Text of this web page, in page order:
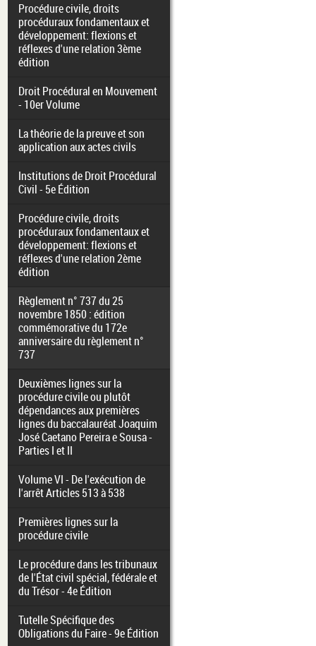
Procédure civile, droits
procéduraux fondamentaux et
développement: flexions et
réflexes d'une relation 3ème
édition
Droit Procédural en Mouvement
- 10er Volume
La théorie de la preuve et son
application aux actes civils
Institutions de Droit Procédural
Civil - 5e Édition
Procédure civile, droits
procéduraux fondamentaux et
développement: flexions et
réflexes d'une relation 2ème
édition
Règlement n° 737 du 25
novembre 1850 : édition
commémorative du 172e
anniversaire du règlement n°
737
Deuxièmes lignes sur la
procédure civile ou plutôt
dépendances aux premières
lignes du baccalauréat Joaquim
José Caetano Pereira e Sousa -
Parties I et II
Volume VI - De l'exécution de
l'arrêt Articles 513 à 538
Premières lignes sur la
procédure civile
Le procédure dans les tribunaux
de l'État civil spécial, fédérale et
du Trésor - 4e Édition
Tutelle Spécifique des
Obligations du Faire - 9e Édition